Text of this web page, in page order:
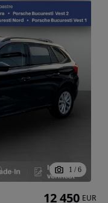
1 / 6
12 450 EUR